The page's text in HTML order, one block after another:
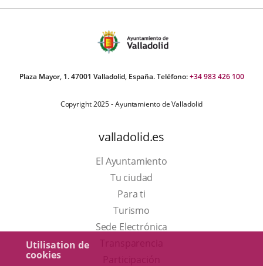
Utilisation de
cookies
Plaza Mayor, 1. 47001 Valladolid, España. Teléfono:+34 983 426 100
Copyright 2025 - Ayuntamiento de Valladolid
valladolid.es
El Ayuntamiento
Tu ciudad
Para ti
TurismoEste
enlace
Sede Electrónica